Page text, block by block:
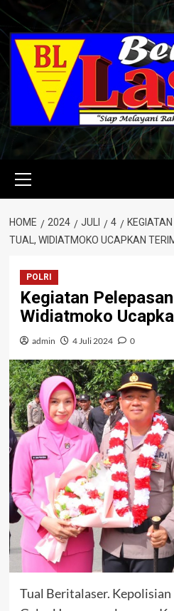
Skip
to
content
Menu
HOME 2024 JULI 4
TUAL, WIDIATMOKO UCAPKAN
POLRI
Kegiatan
Widiatmoko
admin 4 Juli 2024 0
Tual Beritalaser. Kepolisian